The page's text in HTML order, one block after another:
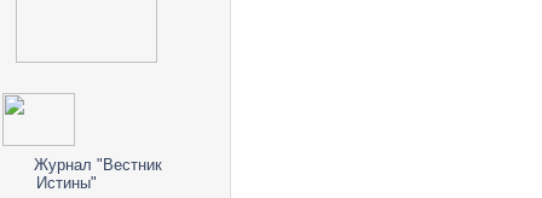
Журнал "Вестник
Истины"